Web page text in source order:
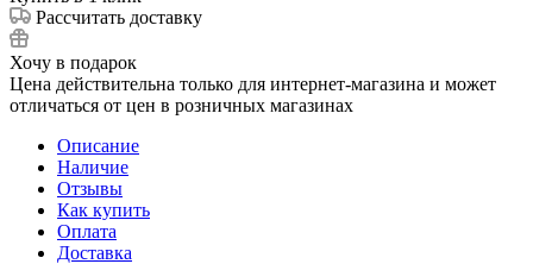
Рассчитать доставку
Хочу в подарок
Цена действительна только для интернет-магазина и может
отличаться от цен в розничных магазинах
Описание
Наличие
Отзывы
Как купить
Оплата
Доставка